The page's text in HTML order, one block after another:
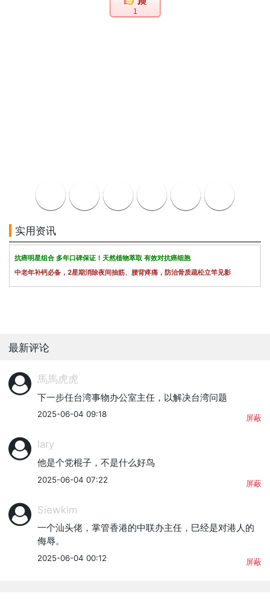
1
实用资讯
抗癌明星组合 多年口碑保证！天然植物萃取 有效对抗癌细胞
中老年补钙必备，2星期消除夜间抽筋、腰背疼痛，防治骨质疏松立竿见影
最新评论
馬馬虎虎
下一步任台湾事物办公室主任，以解决台湾问题
2025-06-04 09:18 屏蔽
lary
他是个党棍子，不是什么好鸟
2025-06-04 07:22 屏蔽
Siewkim
一个汕头佬，掌管香港的中联办主任，巳经是对港人的
侮辱。
2025-06-04 00:12 屏蔽